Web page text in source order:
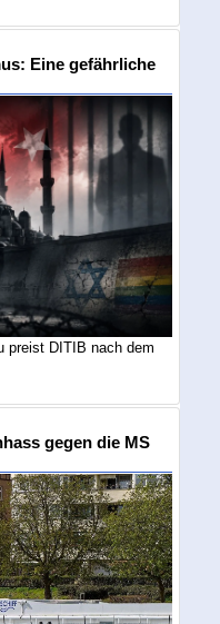
Eine gefährliche
preist DITIB nach dem
gegen die MS